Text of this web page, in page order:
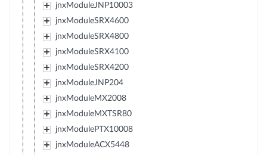
jnxModuleJNP10003
jnxModuleSRX4600
jnxModuleSRX4800
jnxModuleSRX4100
jnxModuleSRX4200
jnxModuleJNP204
jnxModuleMX2008
jnxModuleMXTSR80
jnxModulePTX10008
jnxModuleACX5448